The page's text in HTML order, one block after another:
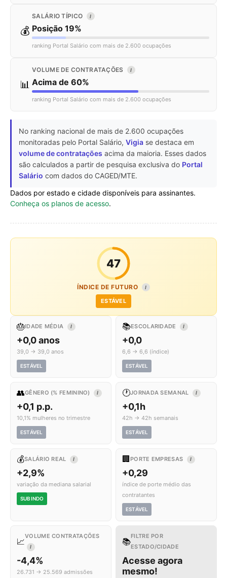
💰
SALÁRIO TÍPICO I
Posição 19%
ranking Portal Salário com mais de 2.600 ocupações
📊
VOLUME DE CONTRATAÇÕES I
Acima de 60%
ranking Portal Salário com mais de 2.600 ocupações
No ranking nacional de mais de 2.600 ocupações
monitoradas pelo Portal Salário, Vigia se destaca em
volume de contratações acima da maioria. Esses dados
são calculados a partir de pesquisa exclusiva do Portal
Salário com dados do CAGED/MTE.
Dados por estado e cidade disponíveis para assinantes.
Conheça os planos de acesso.
47
ÍNDICE DE FUTURO I
ESTÁVEL
🎂IDADE MÉDIA I
+0,0 anos
39,0 → 39,0 anos
ESTÁVEL
📚ESCOLARIDADE I
+0,0
6,6 → 6,6 (índice)
ESTÁVEL
👥GÊNERO (% FEMININO) I
+0,1 p.p.
10,1% mulheres no trimestre
ESTÁVEL
🕐JORNADA SEMANAL I
+0,1h
42h → 42h semanais
ESTÁVEL
💰SALÁRIO REAL I
+2,9%
variação da mediana salarial
SUBINDO
🏢 PORTE EMPRESAS I
+0,29
índice de porte médio das
contratantes
ESTÁVEL
📈
VOLUME CONTRATAÇÕES
I
-4,4%
26.731 → 25.569 admissões
📚
FILTRE POR
ESTADO/CIDADE
Acesse agora
mesmo!